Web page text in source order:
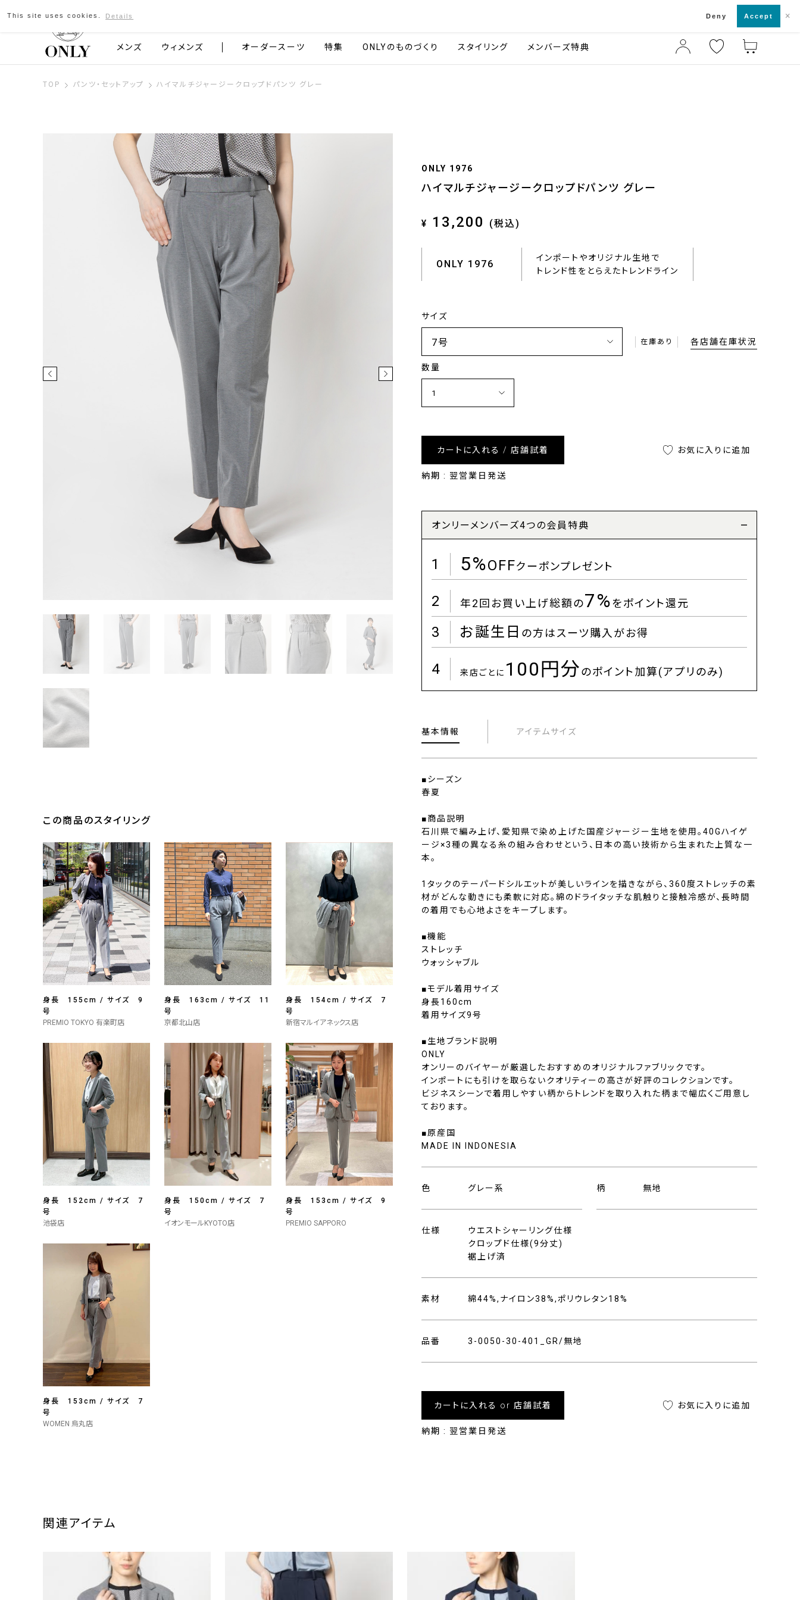
京都発のスーツブランド ONLY
メンズ ウィメンズ オーダースーツ 特集 ONLYのものづくり スタイリング メンバーズ特典
TOP パンツ・セットアップ ハイマルチジャージークロップドパンツ グレー
ONLY 1976
ハイマルチジャージークロップドパンツ グレー
¥ 13,200 (税込)
ONLY 1976
インポートやオリジナル生地で
トレンド性をとらえたトレンドライン
サイズ
在庫あり 各店舗在庫状況
数量
カートに入れる / 店舗試着
納期 : 翌営業日発送
お気に入りに追加
オンリーメンバーズ4つの会員特典
1 5%OFFクーポンプレゼント
2 年2回お買い上げ総額の7%をポイント還元
3 お誕生日 の方はスーツ購入がお得
4 来店ごとに 100円分のポイント加算(アプリのみ)
基本情報 アイテムサイズ
■シーズン
春夏
■商品説明
石川県で編み上げ、愛知県で染め上げた国産ジャージー生地を使用。40Gハイゲ
ージ×3種の異なる糸の組み合わせという、日本の高い技術から生まれた上質な一
本。
1タックのテーパードシルエットが美しいラインを描きながら、360度ストレッチの素
材がどんな動きにも柔軟に対応。綿のドライタッチな肌触りと接触冷感が、長時間
の着用でも心地よさをキープします。
■機能
ストレッチ
ウォッシャブル
■モデル着用サイズ
身長160cm
着用サイズ9号
■生地ブランド説明
ONLY
オンリーのバイヤーが厳選したおすすめのオリジナルファブリックです。
インポートにも引けを取らないクオリティーの高さが好評のコレクションです。
ビジネスシーンで着用しやすい柄からトレンドを取り入れた柄まで幅広くご用意し
ております。
■原産国
MADE IN INDONESIA
色 グレー系 柄 無地
仕様
ウエストシャーリング仕様
クロップド仕様(9分丈)
裾上げ済
素材 綿44%,ナイロン38%,ポリウレタン18%
品番 3-0050-30-401_GR/無地
カートに入れる or 店舗試着
納期 : 翌営業日発送
お気に入りに追加
この商品のスタイリング
身長 155cm / サイズ 9
号
PREMIO TOKYO 有楽町店
身長 163cm / サイズ 11
号
京都北山店
身長 154cm / サイズ 7
号
新宿マルイアネックス店
身長 152cm / サイズ 7
号
池袋店
身長 150cm / サイズ 7
号
イオンモールKYOTO店
身長 153cm / サイズ 9
号
PREMIO SAPPORO
身長 153cm / サイズ 7
号
WOMEN 烏丸店
関連アイテム
This site uses cookies. Details Deny Accept ×